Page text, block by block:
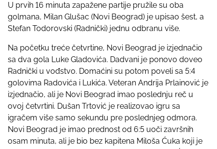
U prvih 16 minuta zapažene partije pružile su oba
golmana, Milan Glušac (Novi Beograd) je upisao šest, a
Stefan Todorovski (Radnički) jednu odbranu više.
Na početku treće četvrtine, Novi Beograd je izjednačio
sa dva gola Luke Gladovića. Dadvani je ponovo doveo
Radnički u vođstvo. Domaćini su potom poveli sa 5:4
golovima Radovića i Lukića. Veteran Andrija Prlainović je
izjednačio, ali je Novi Beograd imao poslednju reč u
ovoj četvrtini. Dušan Trtović je realizovao igru sa
igračem više samo sekundu pre poslednjeg odmora.
Novi Beograd je imao prednost od 6:5 uoči završnih
osam minuta, ali je bio bez kapitena Miloša Ćuka koji je